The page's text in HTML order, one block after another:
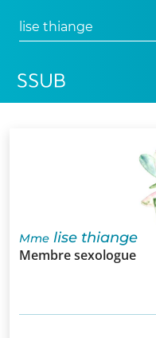
lise thiange
d’adhésion
sommes-
Mme lise thiange
Membre sexologue